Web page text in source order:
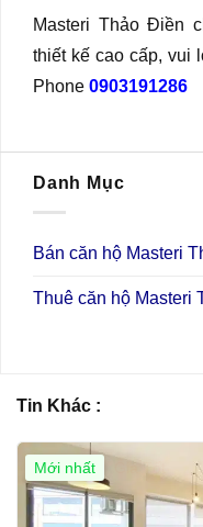
Masteri Thảo Điền
thiết kế cao cấp, vui
Phone 0903191286
Danh Mục
Bán căn hộ Masteri
Thuê căn hộ Masteri
Tin Khác :
Mới nhất Giá Tốt